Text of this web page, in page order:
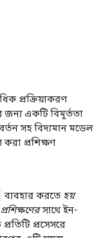
প্রক্রিয়াকরণ
একটি বিমূর্ততা
সহ বিদ্যমান মডেল
প্রশিক্ষণ
ব্যবহার করতে হয়
সাথে ইন-
প্রসেসরে